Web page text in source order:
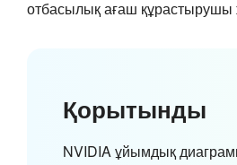
отбасылық ағаш құрастырушы
Қорытынды
NVIDIA ұйымдық